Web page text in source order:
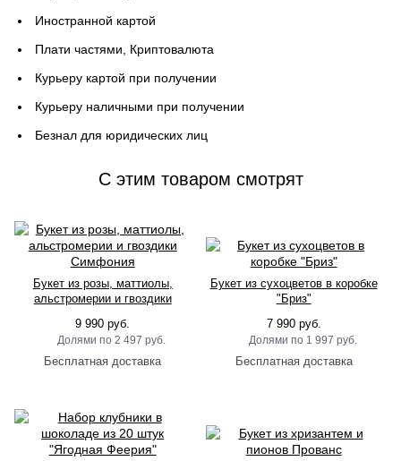
Иностранной картой
Плати частями, Криптовалюта
Курьеру картой при получении
Курьеру наличными при получении
Безнал для юридических лиц
C этим товаром смотрят
Букет из розы, маттиолы,
альстромерии и гвоздики
9 990 руб.
2 497 руб.
Букет из сухоцветов в коробке
"Бриз"
7 990 руб.
1 997 руб.